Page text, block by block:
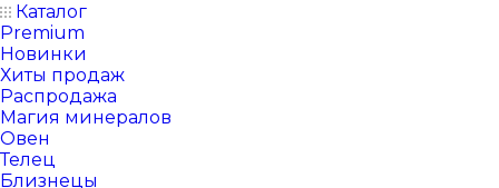
Каталог
Premium
Новинки
Хиты продаж
Распродажа
Магия минералов
Овен
Телец
Близнецы